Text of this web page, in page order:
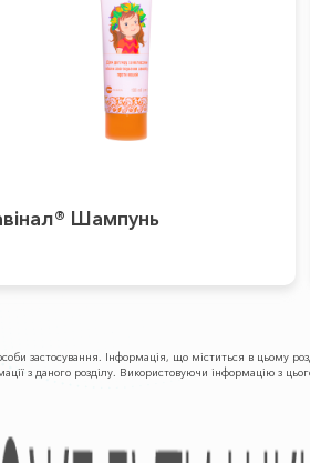
Шампунь
застосування. Інформація, що міститься в цьому
з даного розділу. Використовуючи інформацію з